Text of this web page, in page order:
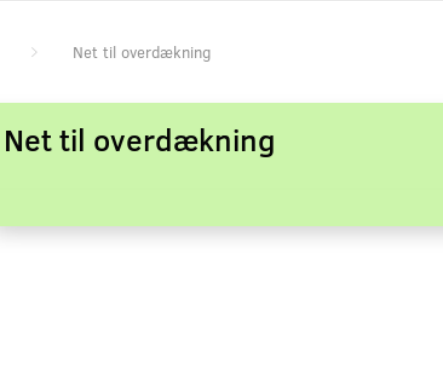
Net til overdækning
Net til overdækning